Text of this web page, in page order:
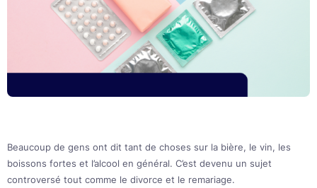
Beaucoup de gens ont dit tant de choses sur la bière, le vin, les
boissons fortes et l’alcool en général. C’est devenu un sujet
controversé tout comme le divorce et le remariage.